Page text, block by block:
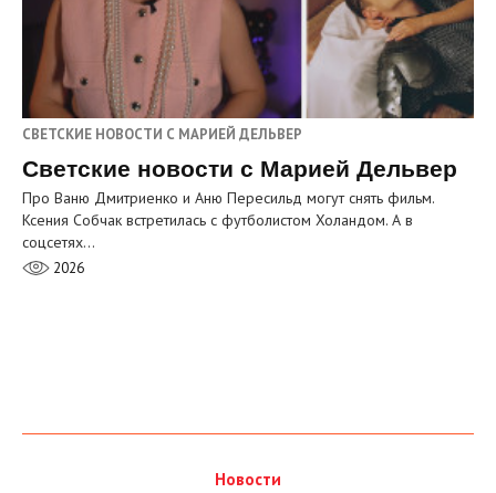
СВЕТСКИЕ НОВОСТИ С МАРИЕЙ ДЕЛЬВЕР
Светские новости с Марией Дельвер
Про Ваню Дмитриенко и Аню Пересильд могут снять фильм.
Ксения Собчак встретилась с футболистом Холандом. А в
соцсетях…
2026
Новости